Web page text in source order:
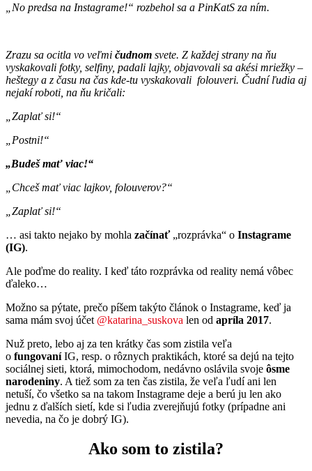
„No predsa na Instagrame!“ rozbehol sa a PinKatS za ním.
Zrazu sa ocitla vo veľmi čudnom svete. Z každej strany na ňu
vyskakovali fotky, selfiny, padali lajky, objavovali sa akési mriežky –
heštegy a z času na čas kde-tu vyskakovali folouveri. Čudní ľudia aj
nejakí roboti, na ňu kričali:
„Zaplať si!“
„Postni!“
„Budeš mať viac!“
„Chceš mať viac lajkov, folouverov?“
„Zaplať si!“
… asi takto nejako by mohla začínať„rozprávka“ o Instagrame
(IG).
Ale poďme do reality. I keď táto rozprávka od reality nemá vôbec
ďaleko…
Možno sa pýtate, prečo píšem takýto článok o Instagrame, keď ja
sama mám svoj účet @katarina_suskova len od apríla 2017.
Nuž preto, lebo aj za ten krátky čas som zistila veľa
o fungovaníIG, resp. o rôznych praktikách, ktoré sa dejú na tejto
sociálnej sieti, ktorá, mimochodom, nedávno oslávila svoje ôsme
narodeniny. A tiež som za ten čas zistila, že veľa ľudí ani len
netuší, čo všetko sa na takom Instagrame deje a berú ju len ako
jednu z ďalších sietí, kde si ľudia zverejňujú fotky (prípadne ani
nevedia, na čo je dobrý IG).
Ako som to zistila?